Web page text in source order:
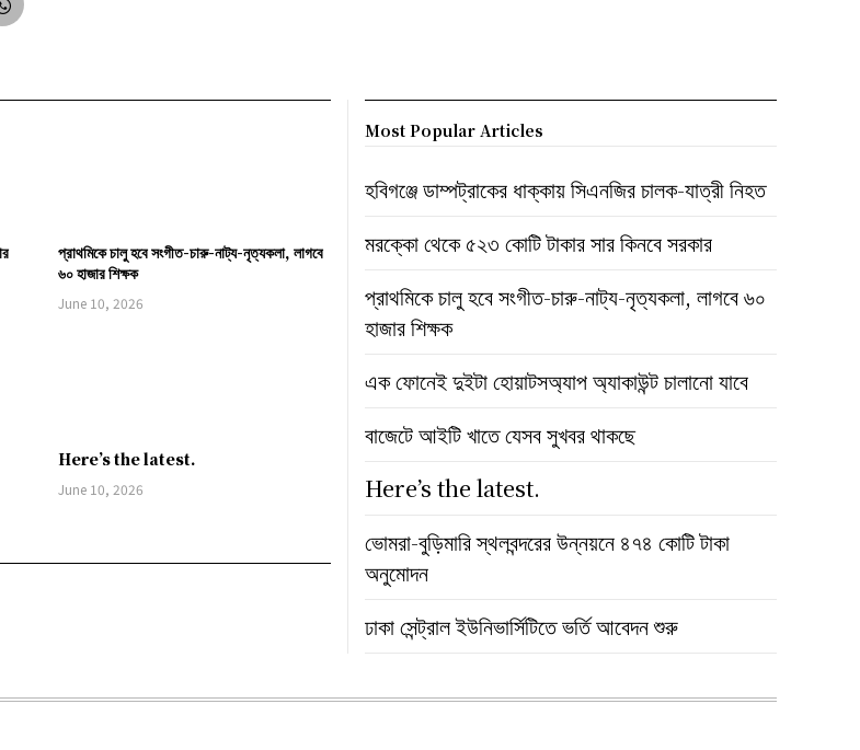
প্রাথমিকে চালু হবে সংগীত-চারু-নাট্য-নৃত্যকলা, লাগবে
৬০ হাজার শিক্ষক
June 10, 2026
Here’s the latest.
June 10, 2026
Most Popular Articles
হবিগঞ্জে ডাম্পট্রাকের ধাক্কায় সিএনজির চালক-যাত্রী নিহত
মরক্কো থেকে ৫২৩ কোটি টাকার সার কিনবে সরকার
প্রাথমিকে চালু হবে সংগীত-চারু-নাট্য-নৃত্যকলা, লাগবে ৬০
হাজার শিক্ষক
এক ফোনেই দুইটা হোয়াটসঅ্যাপ অ্যাকাউন্ট চালানো যাবে
বাজেটে আইটি খাতে যেসব সুখবর থাকছে
Here’s the latest.
ভোমরা-বুড়িমারি স্থলবন্দরের উন্নয়নে ৪৭৪ কোটি টাকা
অনুমোদন
ঢাকা সেন্ট্রাল ইউনিভার্সিটিতে ভর্তি আবেদন শুরু